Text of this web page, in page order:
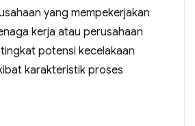
yang mempekerjakan
kerja atau perusahaan
potensi kecelakaan
karakteristik proses